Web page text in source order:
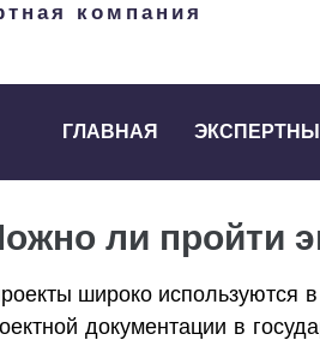
компания
ГЛАВНАЯ
ли пройти
широко используются
документации в